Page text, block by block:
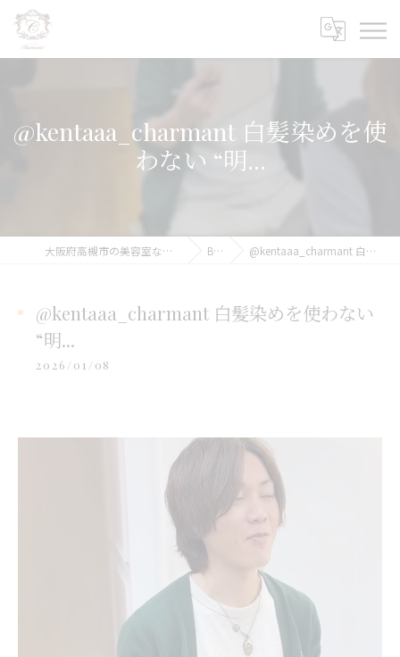
@kentaaa_charmant 白髪染めを使
わない “明...
大阪府高槻市の美容室ならCharmant シェルマン BLOG @kentaaa_charmant 白髪染めを使わない “明...
@kentaaa_charmant 白髪染めを使わない
“明...
2026/01/08